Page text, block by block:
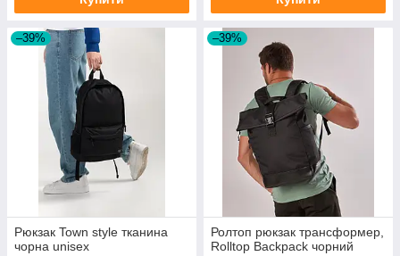
–39%
Рюкзак Town style тканина
чорна unisex
–39%
Ролтоп рюкзак трансформер,
Rolltop Backpack чорний